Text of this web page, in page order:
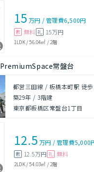
15 万円 /管理費6,500円
敷 無料 礼 15万円
1LDK/56.04㎡ / 2階
PremiumSpace常盤台
都営三田線 / 板橋本町駅 徒
築29年 / 3階建
東京都板橋区常盤台1丁目
12.5 万円 /管理費5,000
敷 12.5万円 礼 無料
2LDK/54.03㎡ / 2階